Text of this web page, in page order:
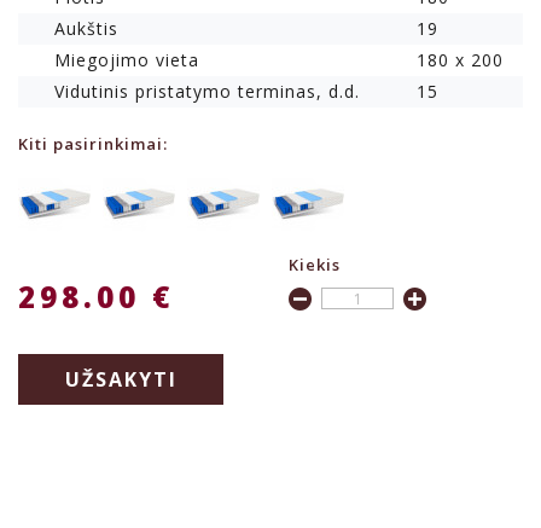
Aukštis
19
Miegojimo vieta
180 x 200
Vidutinis pristatymo terminas, d.d.
15
Kiti pasirinkimai:
298.00 €
Kiekis
UŽSAKYTI